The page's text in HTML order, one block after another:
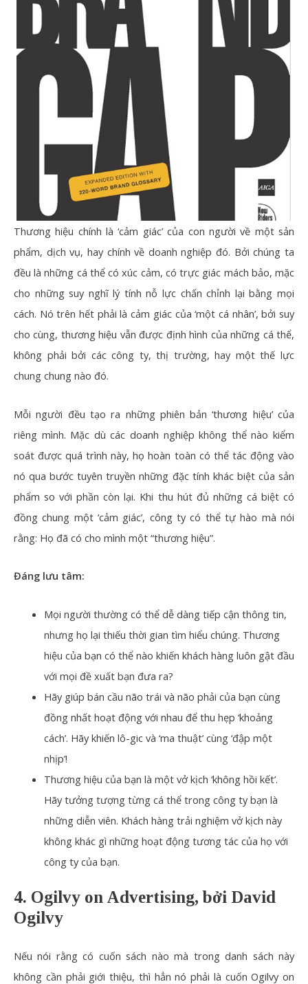
Thương hiệu chính là ‘cảm giác’ của con người về một sản
phẩm, dịch vụ, hay chính về doanh nghiệp đó. Bởi chúng ta
đều là những cá thể có xúc cảm, có trực giác mách bảo, mặc
cho những suy nghĩ lý tính nỗ lực chấn chỉnh lại bằng mọi
cách. Nó trên hết phải là cảm giác của ‘một cá nhân’, bởi suy
cho cùng, thương hiệu vẫn được định hình của những cá thể,
không phải bởi các công ty, thị trường, hay một thế lực
chung chung nào đó.
Mỗi người đều tạo ra những phiên bản ‘thương hiệu’ của
riêng mình. Mặc dù các doanh nghiệp không thể nào kiểm
soát được quá trình này, họ hoàn toàn có thể tác động vào
nó qua bước tuyên truyền những đặc tính khác biệt của sản
phẩm so với phần còn lại. Khi thu hút đủ những cá biệt có
đồng chung một ‘cảm giác’, công ty có thể tự hào mà nói
rằng: Họ đã có cho mình một “thương hiệu”.
Đáng lưu tâm:
Mọi người thường có thể dễ dàng tiếp cận thông tin,
nhưng họ lại thiếu thời gian tìm hiểu chúng. Thương
hiệu của bạn có thể nào khiến khách hàng luôn gật đầu
với mọi đề xuất bạn đưa ra?
Hãy giúp bán cầu não trái và não phải của bạn cùng
đồng nhất hoạt động với nhau để thu hẹp ‘khoảng
cách’. Hãy khiến lô-gic và ‘ma thuật’ cùng ‘đập một
nhịp’!
Thương hiệu của bạn là một vở kịch ‘không hồi kết’.
Hãy tưởng tượng từng cá thể trong công ty bạn là
những diễn viên. Khách hàng trải nghiệm vở kịch này
không khác gì những hoạt động tương tác của họ với
công ty của bạn.
4. Ogilvy on Advertising, bởi David
Ogilvy
Nếu nói rằng có cuốn sách nào mà trong danh sách này
không cần phải giới thiệu, thì hẳn nó phải là cuốnOgilvy on